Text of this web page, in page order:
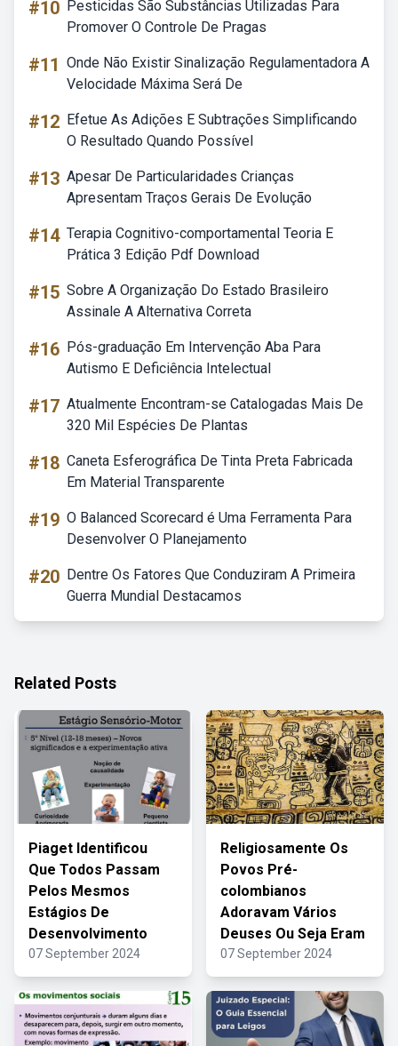
#10 Pesticidas São Substâncias Utilizadas Para
Promover O Controle De Pragas
#11 Onde Não Existir Sinalização Regulamentadora A
Velocidade Máxima Será De
#12 Efetue As Adições E Subtrações Simplificando
O Resultado Quando Possível
#13 Apesar De Particularidades Crianças
Apresentam Traços Gerais De Evolução
#14 Terapia Cognitivo-comportamental Teoria E
Prática 3 Edição Pdf Download
#15 Sobre A Organização Do Estado Brasileiro
Assinale A Alternativa Correta
#16 Pós-graduação Em Intervenção Aba Para
Autismo E Deficiência Intelectual
#17 Atualmente Encontram-se Catalogadas Mais De
320 Mil Espécies De Plantas
#18 Caneta Esferográfica De Tinta Preta Fabricada
Em Material Transparente
#19 O Balanced Scorecard é Uma Ferramenta Para
Desenvolver O Planejamento
#20 Dentre Os Fatores Que Conduziram A Primeira
Guerra Mundial Destacamos
Related Posts
Piaget Identificou
Que Todos Passam
Pelos Mesmos
Estágios De
Desenvolvimento
07 September 2024
Religiosamente Os
Povos Pré-
colombianos
Adoravam Vários
Deuses Ou Seja Eram
07 September 2024